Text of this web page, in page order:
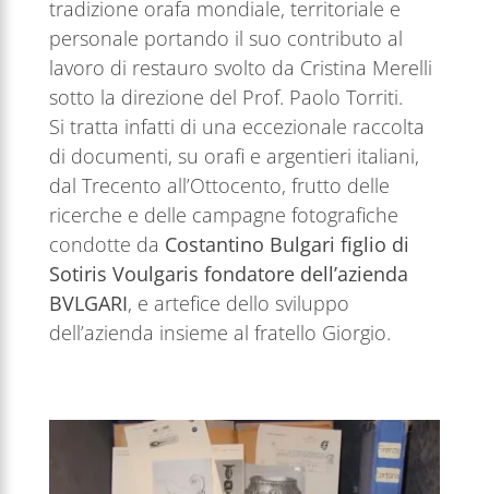
tradizione orafa mondiale, territoriale e
personale portando il suo contributo al
lavoro di restauro svolto da Cristina Merelli
sotto la direzione del Prof. Paolo Torriti.
Si tratta infatti di una eccezionale raccolta
di documenti, su orafi e argentieri italiani,
dal Trecento all’Ottocento, frutto delle
ricerche e delle campagne fotografiche
condotte da Costantino Bulgari figlio di
Sotiris Voulgaris fondatore dell’azienda
BVLGARI, e artefice dello sviluppo
dell’azienda insieme al fratello Giorgio.